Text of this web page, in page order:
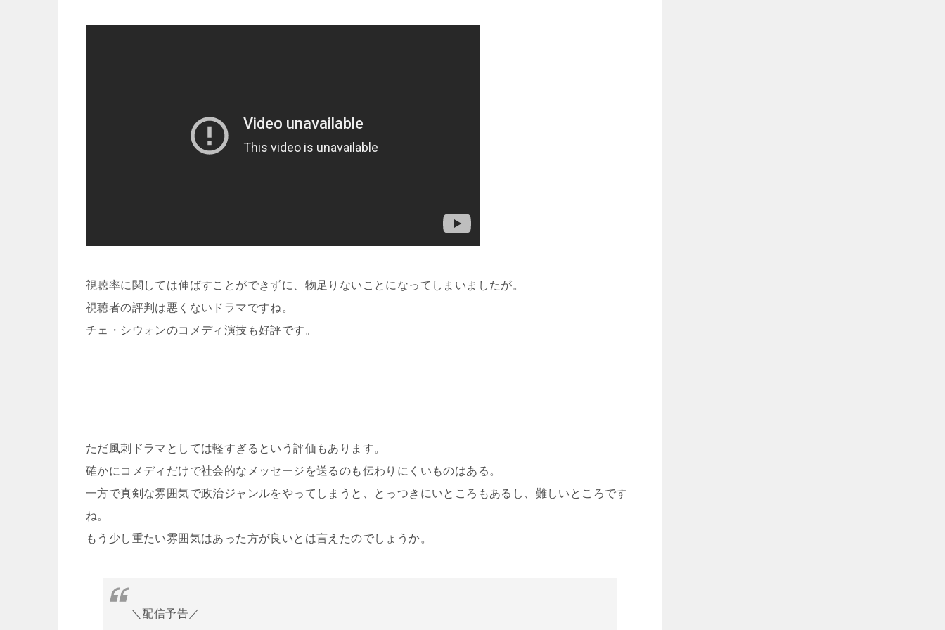
視聴率に関しては伸ばすことができずに、物足りないことになってしまいましたが。
視聴者の評判は悪くないドラマですね。
チェ・シウォンのコメディ演技も好評です。
ただ風刺ドラマとしては軽すぎるという評価もあります。
確かにコメディだけで社会的なメッセージを送るのも伝わりにくいものはある。
一方で真剣な雰囲気で政治ジャンルをやってしまうと、とっつきにいところもあるし、難しいところです
ね。
もう少し重たい雰囲気はあった方が良いとは言えたのでしょうか。
＼配信予告／